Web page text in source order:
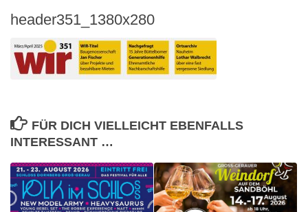
header351_1380x280
FÜR DICH VIELLEICHT EBENFALLS
INTERESSANT …